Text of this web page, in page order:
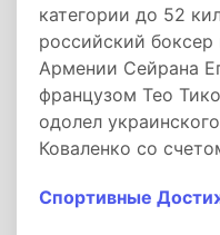
категории до 52
российский боксер
Армении Сейрана
французом Тео
одолел
Коваленко со
Спортивные